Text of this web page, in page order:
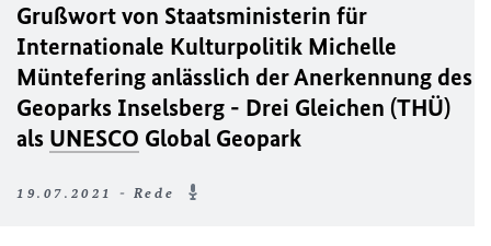
Grußwort von Staatsministerin für
Internationale Kulturpolitik Michelle
Müntefering anlässlich der Anerkennung des
Geoparks Inselsberg - Drei Gleichen (THÜ)
als UNESCO Global Geopark
19.07.2021 - Rede